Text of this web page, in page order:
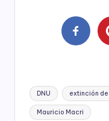
Tags:
DNU extinción
Mauricio Macri